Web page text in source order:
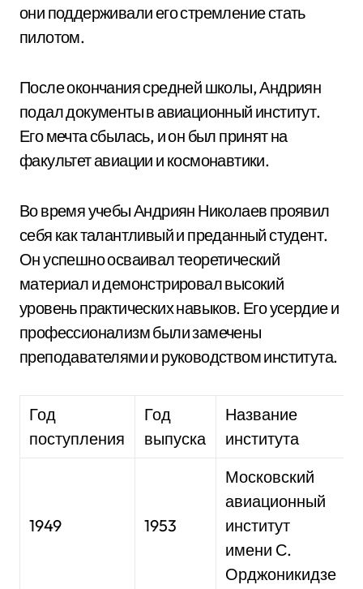
они поддерживали его стремление стать
пилотом.
После окончания средней школы, Андриян
подал документы в авиационный институт.
Его мечта сбылась, и он был принят на
факультет авиации и космонавтики.
Во время учебы Андриян Николаев проявил
себя как талантливый и преданный студент.
Он успешно осваивал теоретический
материал и демонстрировал высокий
уровень практических навыков. Его усердие и
профессионализм были замечены
преподавателями и руководством института.
Год
поступления
Год
выпуска
Название
института
1949 1953
Московский
авиационный
институт
имени С.
Орджоникидзе